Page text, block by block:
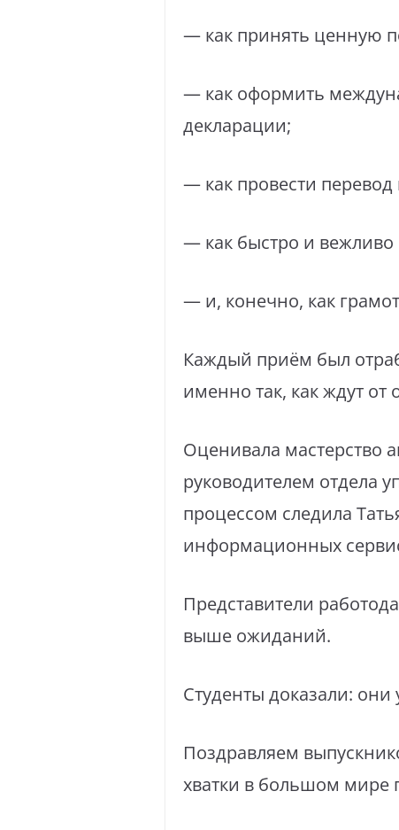
— как принять ценную
— как оформить
декларации;
— как провести
— как быстро и вежливо
— и, конечно, как
Каждый приём был
именно так, как ждут от
Оценивала мастерство
руководителем отдела
процессом следила
информационных
Представители
выше ожиданий.
Студенты доказали:
Поздравляем
хватки в большом мире